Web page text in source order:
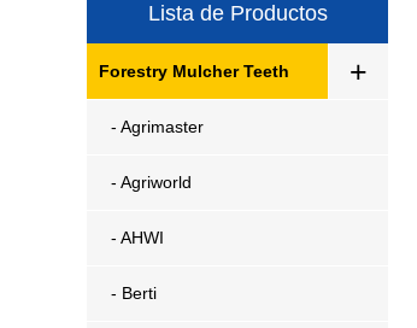
Lista de Productos
Forestry Mulcher Teeth +
- Agrimaster
- Agriworld
- AHWI
- Berti